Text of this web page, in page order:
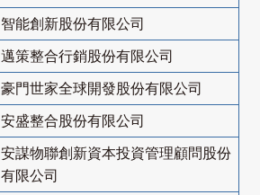
智能創新股份有限公司
邁策整合行銷股份有限公司
豪門世家全球開發股份有限公司
安盛整合股份有限公司
安謀物聯創新資本投資管理顧問股份
有限公司